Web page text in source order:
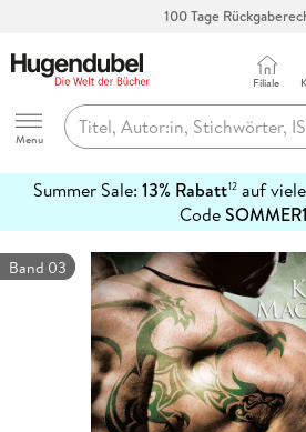
100 Tage
Hugendubel
Menu
Filiale
Summer Sale: 13% Rabatt12auf
Code
erfahren
Band 03